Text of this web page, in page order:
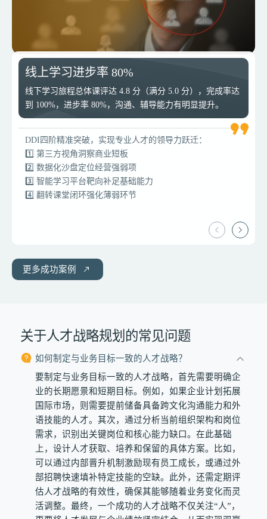
线上学习进步率 80%
线下学习旅程总体课评达 4.8 分（满分 5.0 分），完成率达
到 100%，进步率 80%，沟通、辅导能力有明显提升。
DDI四阶精准突破，实现专业人才的领导力跃迁：
1️⃣ 第三方视角洞察商业短板
2️⃣ 数据化沙盘定位经营强弱项
3️⃣ 智能学习平台靶向补足基础能力
4️⃣ 翻转课堂闭环强化薄弱环节
从0到1建立可持续的领导力发展体系
应链」有效支撑集团的全球直营网络扩张。批量培养具备
基础管理能力、跨文化适应力且深刻理解C集团文化的基层
管理者人才，更快地融入海外环境，更有效地执行公司战
略。通过前瞻性的人才布局，C集团顺利推进全球直营战
略，保持了品牌的一致性与运营效率，增强了集团在全球
市场的竞争力。
更多成功案例
关于人才战略规划的常见问题
如何制定与业务目标一致的人才战略？
要制定与业务目标一致的人才战略，首先需要明确企
业的长期愿景和短期目标。例如，如果企业计划拓展
国际市场，则需要提前储备具备跨文化沟通能力和外
语技能的人才。其次，通过分析当前组织架构和岗位
需求，识别出关键岗位和核心能力缺口。在此基础
上，设计人才获取、培养和保留的具体方案。比如，
可以通过内部晋升机制激励现有员工成长，或通过外
部招聘快速填补特定技能的空缺。此外，还需定期评
估人才战略的有效性，确保其能够随着业务变化而灵
活调整。最终，一个成功的人才战略不仅关注“人”，